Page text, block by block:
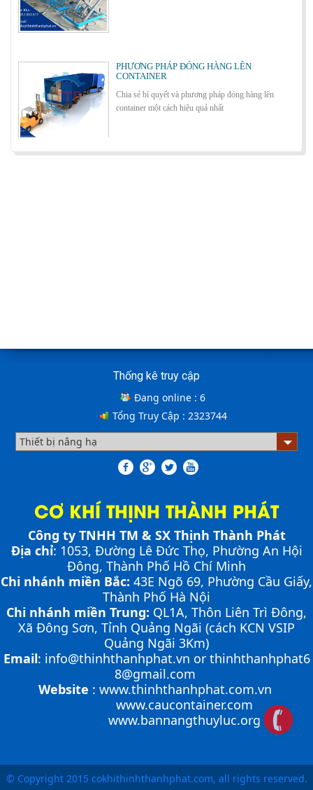
THỊNH THÀNH PHÁT
khá nhiều người thắc mắc. Vậy hãy cùng với THỊNH
THÀNH PHÁT giải đáp nhé!!!
ƯU ĐIỂM CỦA SÀN NÂNG THỦY LỰC NHỎ -
MINI DOCK LEVELLER
NHỮNG THIẾT BỊ CHUYÊN DỤNG TRONG
VẬN HÀNH KHO VẬN
PHƯƠNG PHÁP DI CHUYỂN CẦU XE NÂNG
CONTAINER
Cầu xe nâng là cầu nối tạo độ dốc để xe nâng có thể di
chuyển từ mặt đất lên container nhằm đóng và rút
hàng một cách nhanh chóng, an toàn, hiệu quả. Việc
di chuyển cầu dẫn lên container là một...
Bàn nâng thủy lực là thiết bị có kết cấu khá đơn giản
nhưng việc vận hành bàn nâng sao cho đúng cách thì
PHƯƠNG PHÁP ĐÓNG HÀNG LÊN
CONTAINER
Chia sẻ bí quyết và phương pháp đóng hàng lên
container một cách hiệu quả nhất
ỨNG DỤNG CỦA BÀN NÂNG THỦY LỰC
Cùng tìm hiểu về ứng dụng của bàn nâng thủy lực
CONTAINER
container một cách hiệu quả nhất
ỨNG DỤNG CỦA BÀN NÂNG THỦY LỰC
Cầu container - Giải pháp nâng dỡ hàng
container an toàn, hiệu quả
Cầu xe nâng tên tiếng anh là gì? | Cầu xe nâng
THỊNH THÀNH PHÁT
Cầu xe nâng tên tiếng Anh là gì??? Đây là điều khiến
khá nhiều người thắc mắc. Vậy hãy cùng với THỊNH
THÀNH PHÁT giải đáp nhé!!!
MINI DOCK LEVELLER
Thống kê truy cập
Đang online : 6
Tổng Truy Cập : 2323744
CƠ KHÍ THỊNH THÀNH PHÁT
Công ty TNHH TM & SX Thịnh Thành Phát
Địa chỉ: 1053, Đường Lê Đức Thọ, Phường An Hội
Đông, Thành Phố Hồ Chí Minh
Chi nhánh miền Bắc: 43E Ngõ 69, Phường Cầu Giấy,
Thành Phố Hà Nội
Chi nhánh miền Trung: QL1A, Thôn Liên Trì Đông,
Xã Đông Sơn, Tỉnh Quảng Ngãi (cách KCN VSIP
Quảng Ngãi 3Km)
Email: info@thinhthanhphat.vn or thinhthanhphat6
8@gmail.com
Website : www.thinhthanhphat.com.vn
www.caucontainer.com
www.bannangthuyluc.org
© Copyright 2015 cokhithinhthanhphat.com, all rights reserved.